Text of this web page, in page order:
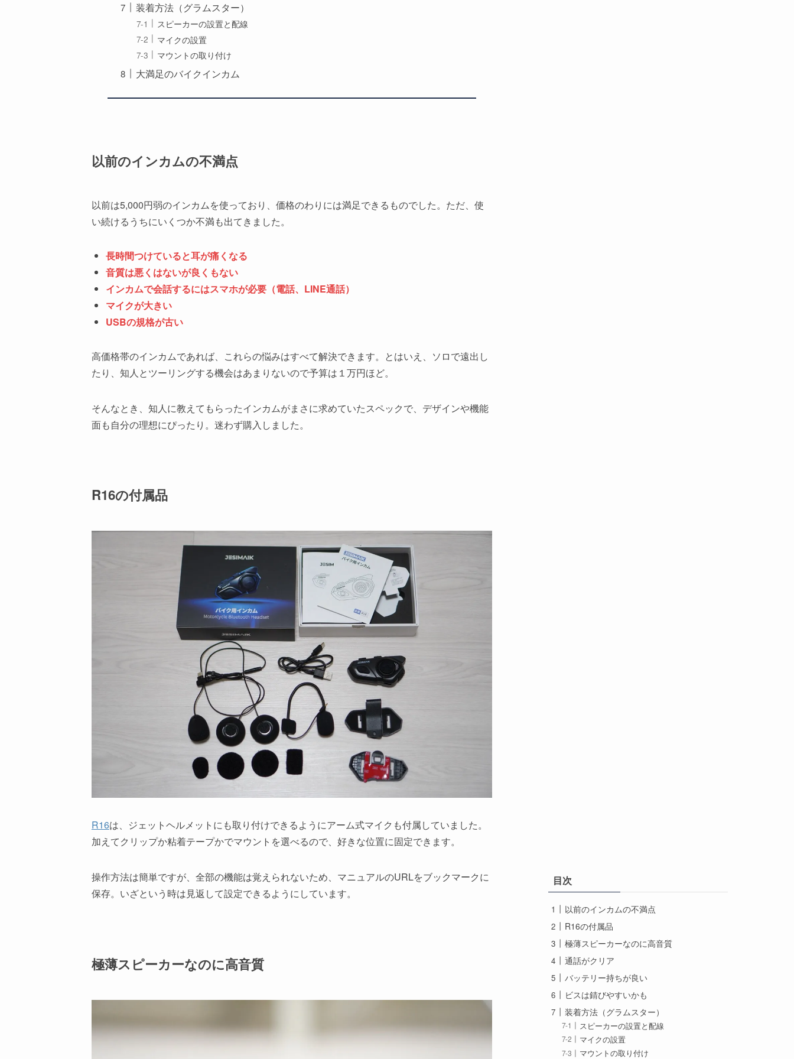
装着方法（グラムスター）
スピーカーの設置と配線
マイクの設置
マウントの取り付け
大満足のバイクインカム
以前のインカムの不満点
以前は5,000円弱のインカムを使っており、価格のわりには満足できるものでした。ただ、使
い続けるうちにいくつか不満も出てきました。
長時間つけていると耳が痛くなる
音質は悪くはないが良くもない
インカムで会話するにはスマホが必要（電話、LINE通話）
マイクが大きい
USBの規格が古い
高価格帯のインカムであれば、これらの悩みはすべて解決できます。とはいえ、ソロで遠出し
たり、知人とツーリングする機会はあまりないので予算は１万円ほど。
そんなとき、知人に教えてもらったインカムがまさに求めていたスペックで、デザインや機能
面も自分の理想にぴったり。迷わず購入しました。
R16の付属品
R16は、ジェットヘルメットにも取り付けできるようにアーム式マイクも付属していました。
加えてクリップか粘着テープかでマウントを選べるので、好きな位置に固定できます。
操作方法は簡単ですが、全部の機能は覚えられないため、マニュアルのURLをブックマークに
保存。いざという時は見返して設定できるようにしています。
極薄スピーカーなのに高音質
目次
以前のインカムの不満点
R16の付属品
極薄スピーカーなのに高音質
通話がクリア
バッテリー持ちが良い
ビスは錆びやすいかも
装着方法（グラムスター）
スピーカーの設置と配線
マイクの設置
マウントの取り付け